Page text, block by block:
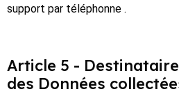
support par téléphonne .
Article 5 -
des Données